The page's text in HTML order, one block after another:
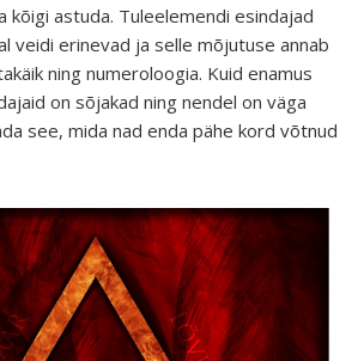
kõigi astuda. Tuleelemendi esindajad
veidi erinevad ja selle mõjutuse annab
ning numeroloogia. Kuid enamus
on sõjakad ning nendel on väga
see, mida nad enda pähe kord võtnud